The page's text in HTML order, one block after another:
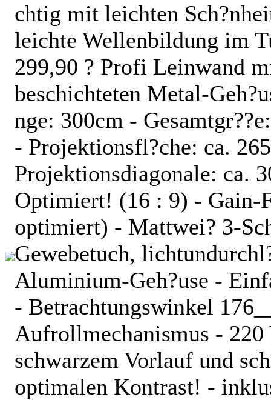
chtig mit leichten
leichte Wellenbildung im
299,90 ? Profi Leinwand
beschichteten Metal-
nge: 300cm -
- Projektionsfl?che: ca.
Projektionsdiagonale: ca.
Optimiert! (16 : 9) - Gain-
optimiert) - Mattwei? 3-
Gewebetuch,
Aluminium-Geh?use -
- Betrachtungswinkel
Aufrollmechanismus -
schwarzem Vorlauf und
optimalen Kontrast! -